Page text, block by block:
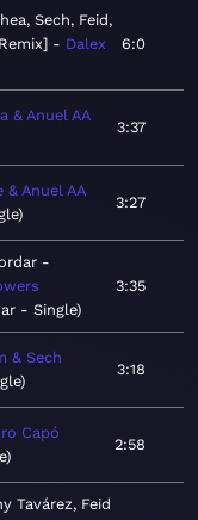
Sech, Feid,
Dalex
6:0
& Anuel AA
3:37
& Anuel AA
3:27
- Single
3:35
& Sech
3:18
Capó
2:58
Tavárez, Feid